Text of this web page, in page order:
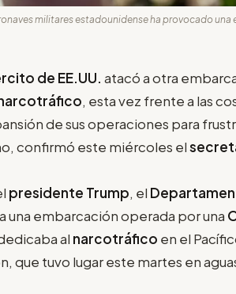
militares estadounidense ha provocado
de EE.UU. atacó a otra
, esta vez frente a las
de sus operaciones para
confirmó este miércoles el
presidente Trump, el
embarcación operada por una
al narcotráfico en el
que tuvo lugar este martes en